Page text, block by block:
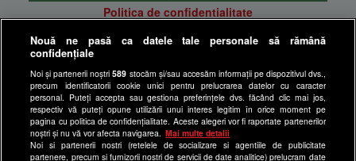
Politica de confidentialitate
Anunturi gratuite pe Lajumate.ro
Program Happy Channel
Echipa editorială
Site-uri Antena Group
a1.ro
Nouă ne pasă ca datele tale personale să rămână
confidențiale
Noi și partenerii noștri589 stocăm și/sau accesăm informații pe dispozitivul dvs.,
precum identificatorii cookie unici pentru prelucrarea datelor cu caracter
personal. Puteți accepta sau gestiona preferințele dvs. făcând clic mai jos,
respectiv vă puteți opune utilizării unui interes legitim în orice moment pe
pagina cu politica de confidențialitate. Aceste alegeri vor fi raportate partenerilor
noștri și nu vă vor afecta navigarea.
Mai multe detalii
Noi si partenerii nostri (retelele de socializare si agentiile de publicitate
partenere, precum si furnizorii nostri de servicii de date analitice) prelucram date